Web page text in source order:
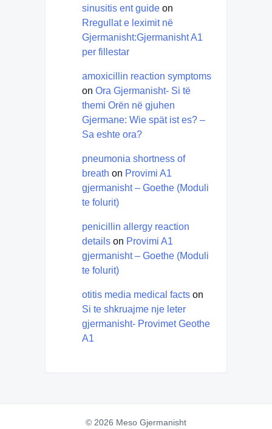
sinusitis ent guide on
Rregullat e leximit në
Gjermanisht:Gjermanisht A1
per fillestar
amoxicillin reaction symptoms
on Ora Gjermanisht- Si të
themi Orën në gjuhen
Gjermane: Wie spät ist es? –
Sa eshte ora?
pneumonia shortness of
breath on Provimi A1
gjermanisht – Goethe (Moduli
te folurit)
penicillin allergy reaction
details on Provimi A1
gjermanisht – Goethe (Moduli
te folurit)
otitis media medical facts on
Si te shkruajme nje leter
gjermanisht- Provimet Geothe
A1
© 2026 Meso Gjermanisht